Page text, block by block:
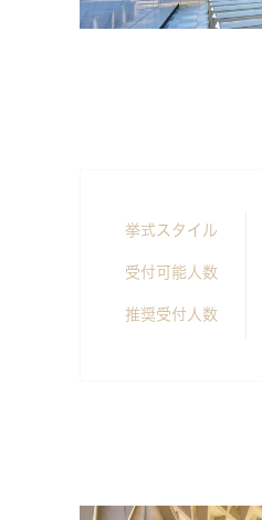
挙式スタイル
受付可能人数
推奨受付人数